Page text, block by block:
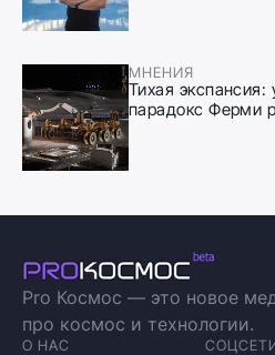
МНЕНИЯ
Тихая
парадокс Ферми
Pro Космос — это новое
про космос и технологии.
О НАС